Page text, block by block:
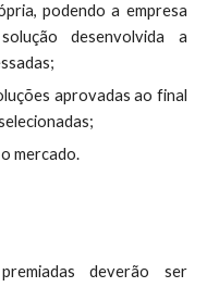
podendo a empresa
desenvolvida a
aprovadas ao final
mercado.
deverão ser